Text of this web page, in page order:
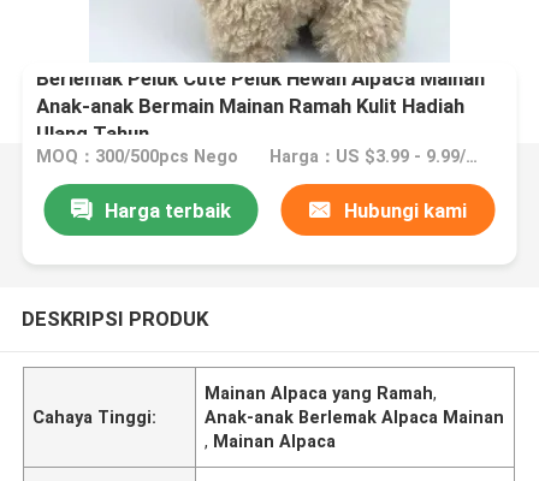
Berlemak Peluk Cute Peluk Hewan Alpaca Mainan
Anak-anak Bermain Mainan Ramah Kulit Hadiah
Ulang Tahun
MOQ：300/500pcs Nego Harga：US $3.99 - 9.99/Piece
Harga terbaik Hubungi kami
DESKRIPSI PRODUK
Cahaya Tinggi:
Mainan Alpaca yang Ramah,
Anak-anak Berlemak Alpaca Mainan
, Mainan Alpaca